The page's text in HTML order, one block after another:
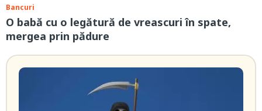
Bancuri
O babă cu o legătură de vreascuri în spate,
mergea prin pădure